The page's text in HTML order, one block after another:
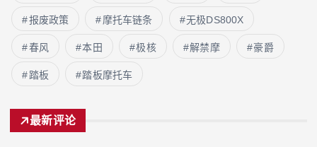
报废政策 摩托车链条 无极DS800X
春风 本田 极核 解禁摩 豪爵
踏板 踏板摩托车
最新评论